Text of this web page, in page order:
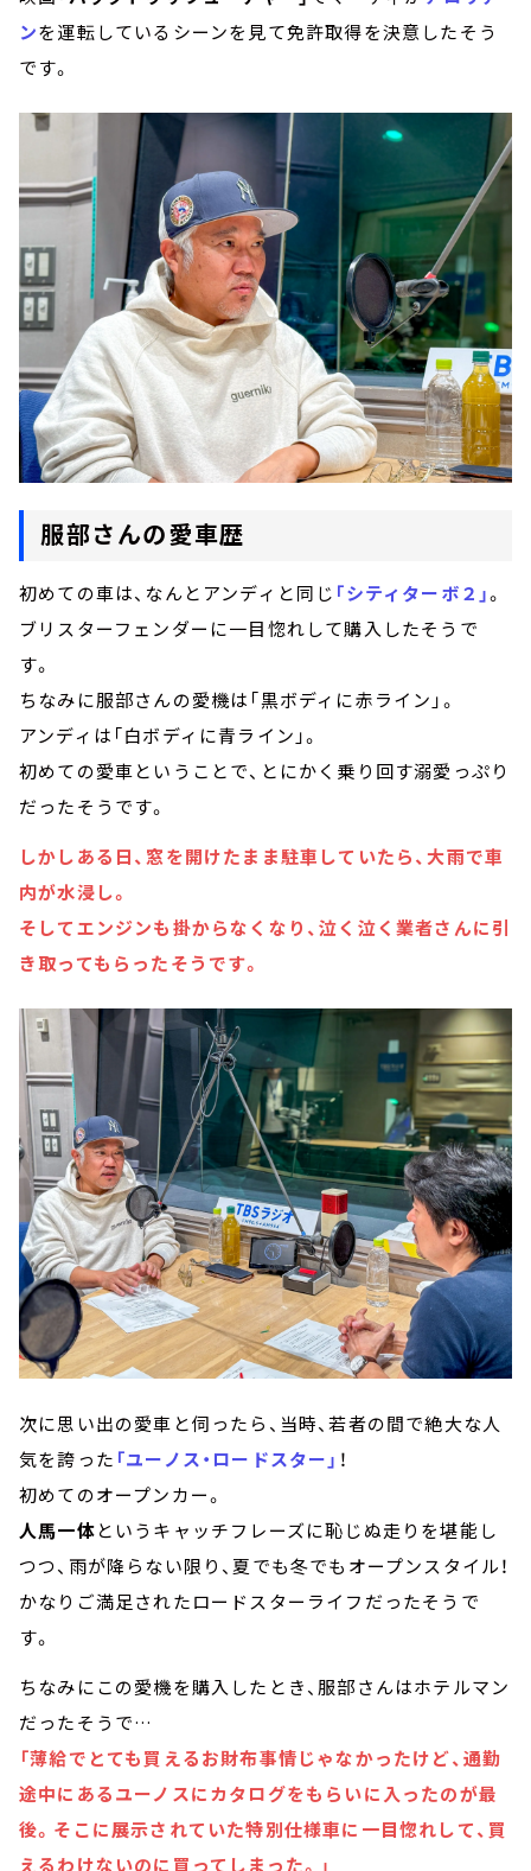
ンを運転しているシーンを見て免許取得を決意したそう
です。
服部さんの愛車歴
初めての車は、なんとアンディと同じ 「シティターボ２」。
ブリスターフェンダーに一目惚れして購入したそうで
す。
ちなみに服部さんの愛機は「黒ボディに赤ライン」。
アンディは「白ボディに青ライン」。
初めての愛車ということで、とにかく乗り回す溺愛っぷり
だったそうです。
しかしある日、窓を開けたまま駐車していたら、大雨で車
内が水浸し。
そしてエンジンも掛からなくなり、泣く泣く業者さんに引
き取ってもらったそうです。
次に思い出の愛車と伺ったら、当時、若者の間で絶大な人
気を誇った 「ユーノス・ロードスター」 ！
初めてのオープンカー。
人馬一体というキャッチフレーズに恥じぬ走りを堪能し
つつ、雨が降らない限り、夏でも冬でもオープンスタイル！
かなりご満足されたロードスターライフだったそうで
す。
ちなみにこの愛機を購入したとき、服部さんはホテルマン
だったそうで…
「薄給でとても買えるお財布事情じゃなかったけど、通勤
途中にあるユーノスにカタログをもらいに入ったのが最
後。そこに展示されていた特別仕様車に一目惚れして、買
えるわけないのに買ってしまった。」